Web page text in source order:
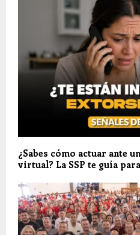
¿Sabes cómo actuar ante
virtual? La SSP te guía